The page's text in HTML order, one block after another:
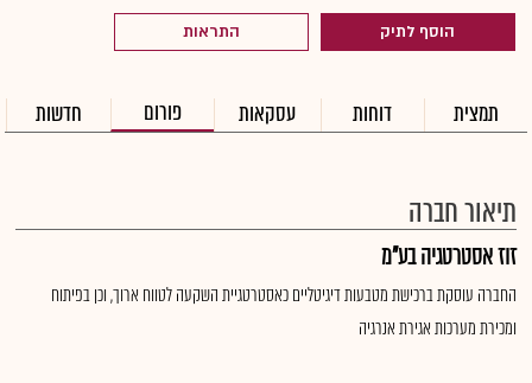
הוסף לתיק התראות
תמצית דוחות עסקאות פורום חדשות
תיאור חברה
זוז אסטרטגיה בע"מ
החברה עוסקת ברכישת מטבעות דיגיטליים כאסטרטגיית השקעה לטווח ארוך, וכן בפיתוח
ומכירת מערכות אגירת אנרגיה